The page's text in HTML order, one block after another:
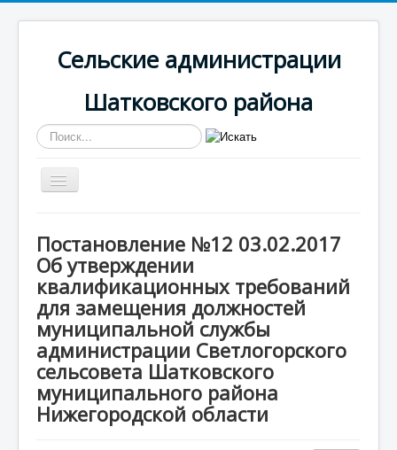
Сельские администрации
Шатковского района
Искать...
Включить/
выключить
Документы
Постановление №12 03.02.2017 Об утверждении
квалификационных требований для замещения
должностей муниципальной службы администрации
Светлогорского сельсовета Шатковского
муниципального района Нижегородской области
Постановление №12 03.02.2017
Об утверждении
квалификационных требований
для замещения должностей
муниципальной службы
администрации Светлогорского
сельсовета Шатковского
муниципального района
Нижегородской области